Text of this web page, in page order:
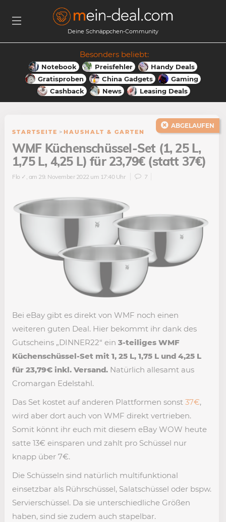
Deine Schnäppchen-Community
Besonders beliebt:
Notebook Preisfehler
Handy Deals
Gratisproben
China Gadgets
Gaming
Cashback
News Leasing Deals
STARTSEITE > HAUSHALT & GARTEN
WMF Küchenschüssel-Set (1, 25 L,
1,75 L, 4,25 L) für 23,79€ (statt 37€)
ABGELAUFEN
Flo ✓ , am 29. November 2022 um 17:40 Uhr 7
Bei eBay gibt es direkt von WMF noch einen
weiteren guten Deal. Hier bekommt ihr dank des
Gutscheins „DINNER22“ ein 3-teiliges WMF
Küchenschüssel-Set mit 1, 25 L, 1,75 L und 4,25 L
für 23,79€ inkl. Versand. Natürlich allesamt aus
Cromargan Edelstahl.
Das Set kostet auf anderen Plattformen sonst 37€,
wird aber dort auch von WMF direkt vertrieben.
Somit könnt ihr euch mit diesem eBay WOW heute
satte 13€ einsparen und zahlt pro Schüssel nur
knapp über 7€.
Die Schüsseln sind natürlich multifunktional
einsetzbar als Rührschüssel, Salatschüssel oder bspw.
Servierschüssel. Da sie unterschiedliche Größen
haben, sind sie zudem auch stapelbar.